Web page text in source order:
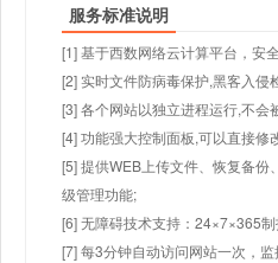
服务标准说明
[1] 基于西数网络云计算平台，安
[2] 实时文件防病毒保护,黑客入侵
[3] 各个网站以独立进程运行,不
[4] 功能强大控制面板,可以直接修
[5] 提供WEB上传文件、恢复备
级管理功能;
[6] 无障碍技术支持：24×7×365制
[7] 每3分钟自动访问网站一次，